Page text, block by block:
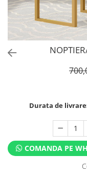
Durata de
COMANDA PE